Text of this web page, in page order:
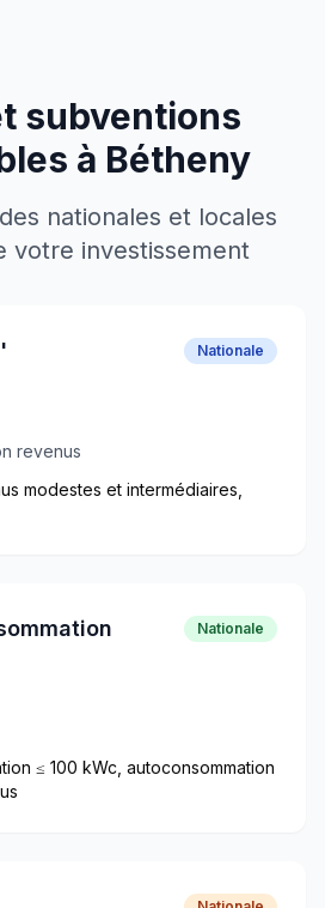
subventions
à Bétheny
nationales et locales
votre investissement
Nationale
revenus
modestes et intermédiaires,
Nationale
≤ 100 kWc, autoconsommation